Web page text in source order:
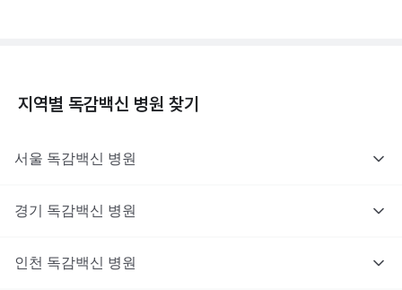
지역별 독감백신 병원 찾기
서울 독감백신 병원
경기 독감백신 병원
인천 독감백신 병원